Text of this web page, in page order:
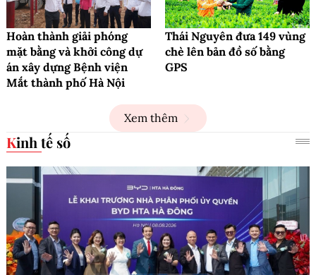
Hoàn thành giải phóng
mặt bằng và khởi công dự
án xây dựng Bệnh viện
Mắt thành phố Hà Nội
Thái Nguyên đưa 149 vùng
chè lên bản đồ số bằng
GPS
Xem thêm
Kinh tế số